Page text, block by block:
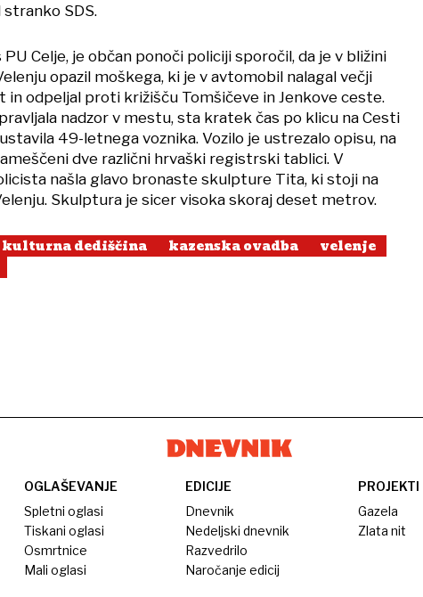
SDS.
Celje, je občan ponoči policiji sporočil, da je v bližini
opazil moškega, ki je v avtomobil nalagal večji
in odpeljal proti križišču Tomšičeve in Jenkove ceste.
nadzor v mestu, sta kratek čas po klicu na Cesti
49-letnega voznika. Vozilo je ustrezalo opisu, na
dve različni hrvaški registrski tablici. V
našla glavo bronaste skulpture Tita, ki stoji na
Skulptura je sicer visoka skoraj deset metrov.
kulturna dediščina kazenska ovadba
velenje
OGLAŠEVANJE
Spletni oglasi
Tiskani oglasi
Osmrtnice
Mali oglasi
EDICIJE
Dnevnik
Nedeljski dnevnik
Razvedrilo
Naročanje edicij
PROJEKTI
Gazela
Zlata nit